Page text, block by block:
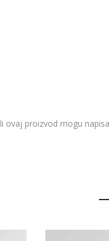
ovaj proizvod mogu